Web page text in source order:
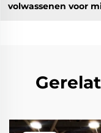
volwassenen voor